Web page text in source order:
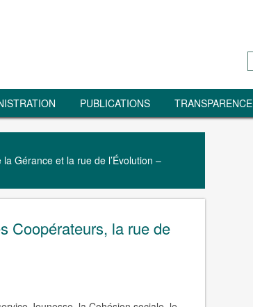
PUBLICATIONS TRANSPARENCE
Gérance et la rue de l’Évolution –
Coopérateurs, la rue de